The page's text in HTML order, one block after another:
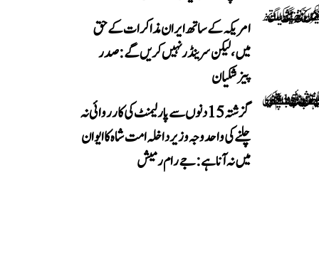
امریکہ کے ساتھ ایران مذاکرات کے حق
میں، لیکن سرینڈر نہیں کریں گے: صدر
پیزشکیان
گزشتہ 15 دنوں سے پارلیمنٹ کی کارروائی نہ
چلنے کی واحد وجہ وزیر داخلہ امت شاہ کا ایوان
میں نہ آنا ہے: جے رام رمیش